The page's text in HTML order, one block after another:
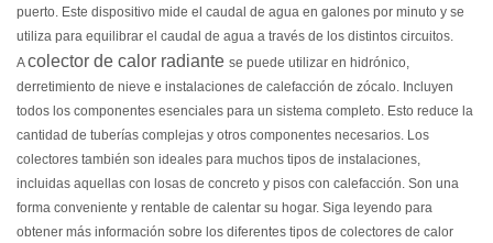
puerto. Este dispositivo mide el caudal de agua en galones por minuto y se
utiliza para equilibrar el caudal de agua a través de los distintos circuitos.
Acolector de calor radiante se puede utilizar en hidrónico,
derretimiento de nieve e instalaciones de calefacción de zócalo. Incluyen
todos los componentes esenciales para un sistema completo. Esto reduce la
cantidad de tuberías complejas y otros componentes necesarios. Los
colectores también son ideales para muchos tipos de instalaciones,
incluidas aquellas con losas de concreto y pisos con calefacción. Son una
forma conveniente y rentable de calentar su hogar. Siga leyendo para
obtener más información sobre los diferentes tipos de colectores de calor